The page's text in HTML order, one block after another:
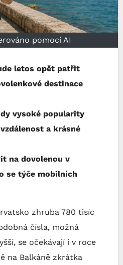
pomocí AI
letos opět patřit
destinace
vysoké popularity
a krásné
na dovolenou v
se týče mobilních
zhruba 780 tisíc
čísla, možná
se očekávají i v roce
na Balkáně zkrátka